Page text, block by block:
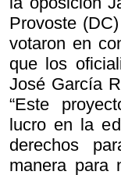
Provoste
votaron en
que los
José García
“Este
lucro en la
derechos
manera para